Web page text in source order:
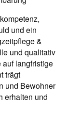
und ein
&
und qualitativ
auf langfristige
trägt
und Bewohner
erhalten und